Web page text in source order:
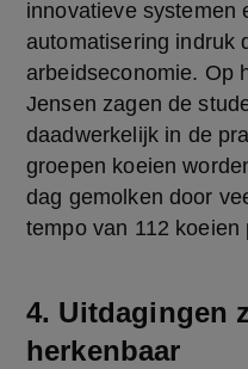
innovatieve systemen
automatisering indruk
arbeidseconomie. Op
Jensen zagen de
daadwerkelijk in de
groepen koeien
dag gemolken door
tempo van 112 koeien
4. Uitdagingen
herkenbaar